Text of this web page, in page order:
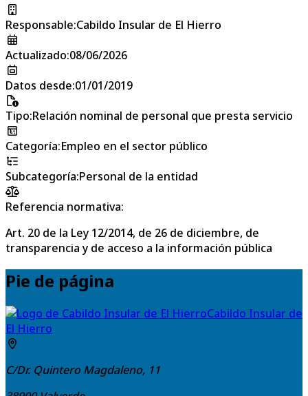
Responsable:Cabildo Insular de El Hierro
Actualizado:08/06/2026
Datos desde:01/01/2019
Tipo:Relación nominal de personal que presta servicio
Categoría:Empleo en el sector público
Subcategoría:Personal de la entidad
Referencia normativa:
Art. 20 de la Ley 12/2014, de 26 de diciembre, de
transparencia y de acceso a la información pública
Pie de página
Cabildo Insular de
El Hierro
C/Dr. Quintero Magdaleno, 11